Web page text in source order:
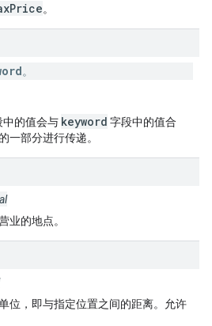
。
。
中的值会与 keyword 字段中的值合
一部分进行传递。
业的地点。
位，即与指定位置之间的距离。允许